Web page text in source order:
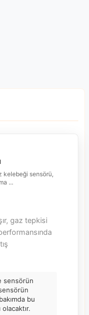
kelebeği sensörü,
...
gaz tepkisi
sensörün
bu